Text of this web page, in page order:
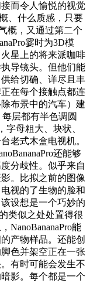
而令人愉悦的视觉
、什么质感，只要
概，又通过第二个
霎时为3D模
星上的将来派咖啡
导镜头。但他们能
给切确、详尽且丰
在每个接触点都连
布景中的汽车）建
层都有半色调圆
字母粗大、块状、
老式木盒电视机。
还能够
分歧性。似乎来自
。比拟之前的图像
视的了生物的脸和
设想是一个巧妙的
类似之处处置得很
NanoBananaPro能
产物样品。还能创
色并架空正在一张
有时可能会发生不
影。每个都是一个